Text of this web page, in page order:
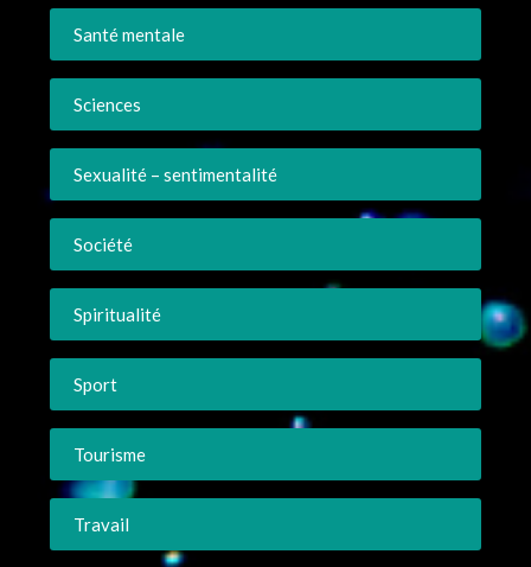
Santé mentale
Sciences
Sexualité – sentimentalité
Société
Spiritualité
Sport
Tourisme
Travail